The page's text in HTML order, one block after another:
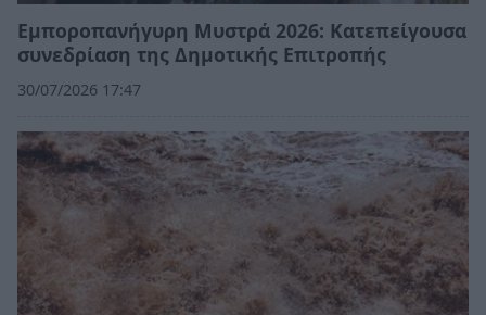
Εμποροπανήγυρη Μυστρά 2026: Κατεπείγουσα
συνεδρίαση της Δημοτικής Επιτροπής
30/07/2026 17:47